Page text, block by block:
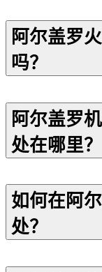
阿尔盖罗
吗？
阿尔盖罗
处在哪里？
如何在阿
处？